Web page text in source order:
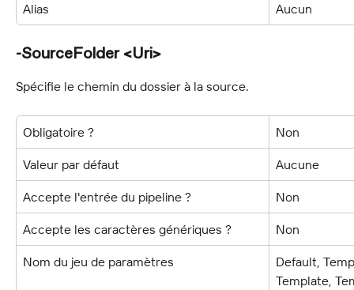
Alias Aucun
-SourceFolder <Uri>
Spécifie le chemin du dossier à la source.
Obligatoire ? Non
Valeur par défaut Aucune
Accepte l'entrée du pipeline ? Non
Accepte les caractères génériques ? Non
Nom du jeu de paramètres
Default,
Template,